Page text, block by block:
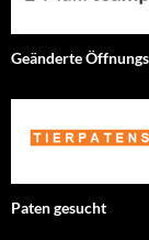
Geänderte
Paten gesucht